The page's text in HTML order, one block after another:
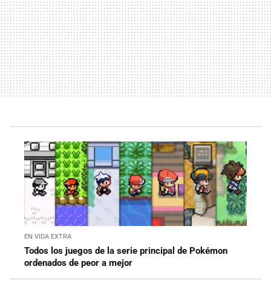
EN VIDA EXTRA
Todos los juegos de la serie principal de Pokémon
ordenados de peor a mejor